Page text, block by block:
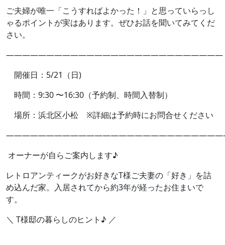
ご夫婦が唯一「こうすればよかった！」と思っていらっし
ゃるポイントが実はあります。ぜひお話を聞いてみてくだ
さい。
———————————————————————————
開催日：5/21（日)
時間：9:30 〜16:30（予約制、時間入替制）
場所：浜北区小松 ※詳細は予約時にお問合せください
———————————————————————————-
オーナーが自らご案内します♪
レトロアンティークがお好きなT様ご夫妻の「好き」を詰
め込んだ家。入居されてから約3年が経ったお住まいで
す。
＼ T様邸の暮らしのヒント♪ ／